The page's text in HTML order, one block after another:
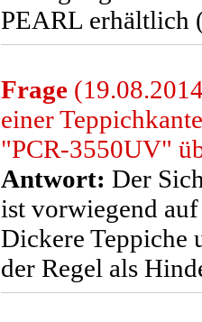
PEARL erhältlich
Frage
einer
"PCR-3550UV"
Antwort: Der
ist vorwiegend
Dickere Teppiche
der Regel als